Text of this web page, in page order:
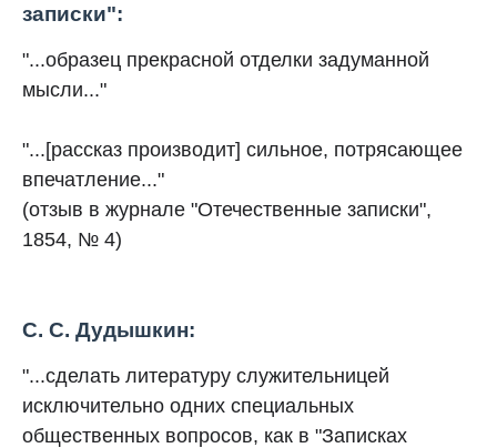
записки":
"...образец прекрасной отделки задуманной
мысли..."
"...[рассказ производит] сильное, потрясающее
впечатление..."
(отзыв в журнале "Отечественные записки",
1854, № 4)
С. С. Дудышкин:
"...сделать литературу служительницей
исключительно одних специальных
общественных вопросов, как в "Записках